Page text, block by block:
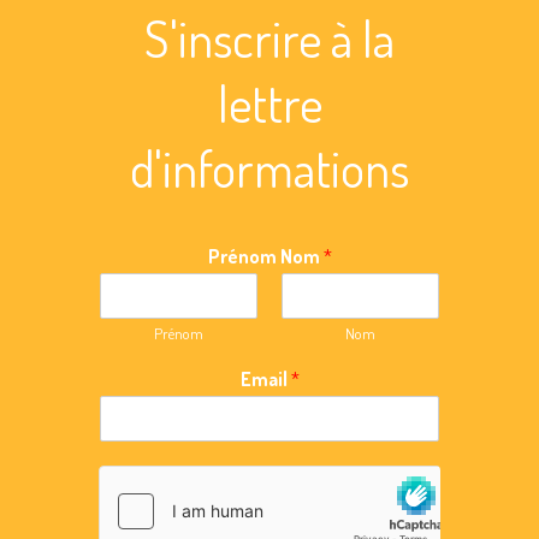
S'inscrire à la
lettre
d'informations
Prénom Nom *
Prénom Nom
Email *